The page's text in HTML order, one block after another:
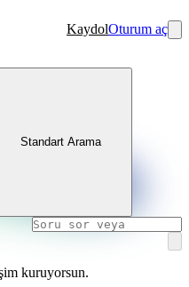
KaydolOturum aç
Standart Arama
kuruyorsun.